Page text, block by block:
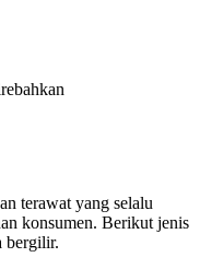
terawat yang selalu
konsumen. Berikut jenis
bergilir.